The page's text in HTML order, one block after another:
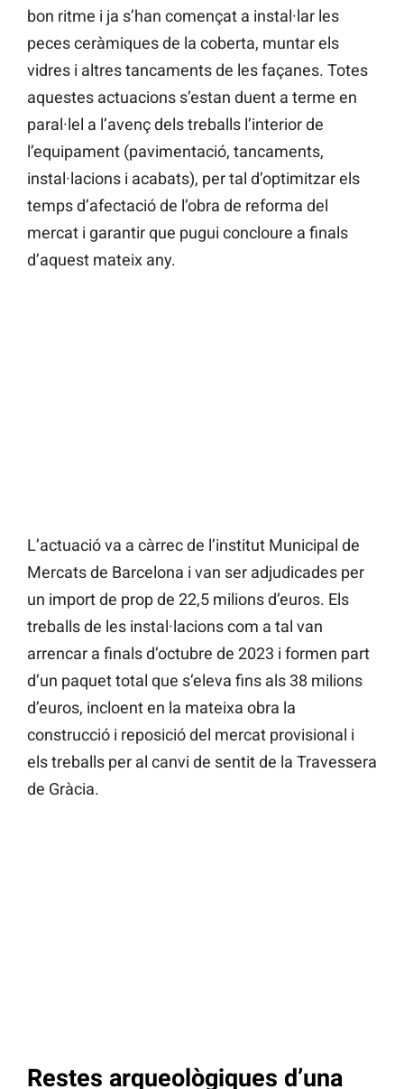
bon ritme i ja s’han començat a instal·lar les
peces ceràmiques de la coberta, muntar els
vidres i altres tancaments de les façanes. Totes
aquestes actuacions s’estan duent a terme en
paral·lel a l’avenç dels treballs l’interior de
l’equipament (pavimentació, tancaments,
instal·lacions i acabats), per tal d’optimitzar els
temps d’afectació de l’obra de reforma del
mercat i garantir que pugui concloure a finals
d’aquest mateix any.
L’actuació va a càrrec de l’institut Municipal de
Mercats de Barcelona i van ser adjudicades per
un import de prop de 22,5 milions d’euros. Els
treballs de les instal·lacions com a tal van
arrencar a finals d’octubre de 2023 i formen part
d’un paquet total que s’eleva fins als 38 milions
d’euros, incloent en la mateixa obra la
construcció i reposició del mercat provisional i
els treballs per al canvi de sentit de la Travessera
de Gràcia.
Restes arqueològiques d’una